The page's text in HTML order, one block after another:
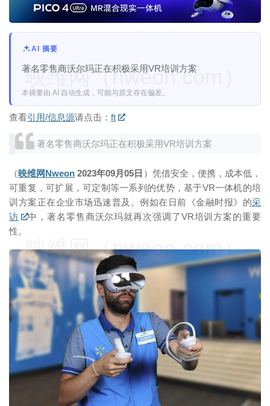
AI 摘要
著名零售商沃尔玛正在积极采用VR培训方案
本摘要由 AI 自动生成，可能与原文存在偏差。
查看引用/信息源请点击： ft
著名零售商沃尔玛正在积极采用VR培训方案
（映维网Nweon 2023年09月05日 ）凭借安全，便携，成本低，
可重复，可扩展，可定制等一系列的优势，基于VR一体机的培
训方案正在企业市场迅速普及。例如在日前《金融时报》的采
访
中，著名零售商沃尔玛就再次强调了VR培训方案的重要
性。
映维网（nweon.com）
映维网（nweon.com）